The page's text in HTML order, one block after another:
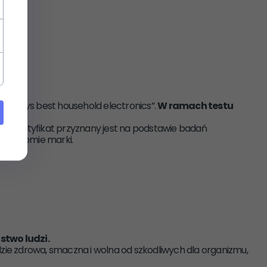
best household electronics”.W ramach testu
Certyfikat przyznany jest na podstawie badań
i renomie marki.
ludzi.
zdrowa, smaczna i wolna od szkodliwych dla organizmu,